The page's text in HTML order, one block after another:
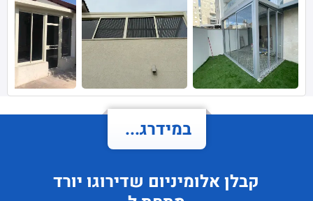
במידרג...
קבלן אלומיניום שדירוגו יורד